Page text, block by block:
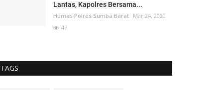
Lantas, Kapolres Bersama...
Humas Polres Sumba Barat Mar 24, 2020
47
TAGS